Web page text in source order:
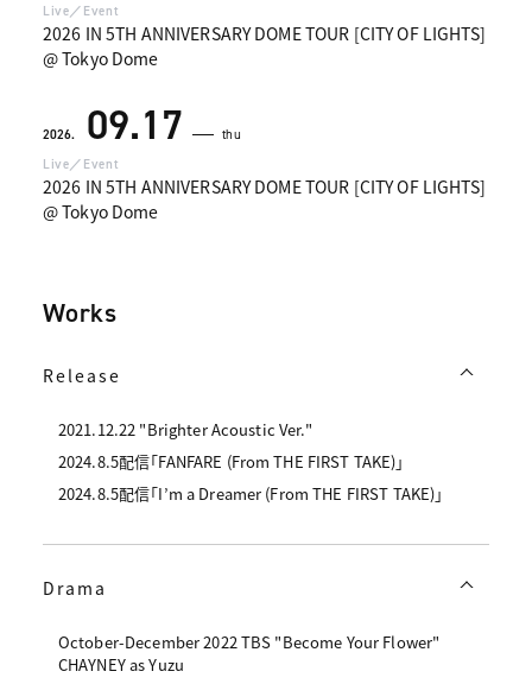
Live／Event
2026 IN 5TH ANNIVERSARY DOME TOUR [CITY OF LIGHTS]
@ Tokyo Dome
2026. 09.17
thu
Live／Event
2026 IN 5TH ANNIVERSARY DOME TOUR [CITY OF LIGHTS]
@ Tokyo Dome
Works
Release
2021.12.22 "Brighter Acoustic Ver."
2024.8.5配信「FANFARE (From THE FIRST TAKE)」
2024.8.5配信「I’m a Dreamer (From THE FIRST TAKE)」
Drama
October-December 2022 TBS "Become Your Flower"
CHAYNEY as Yuzu